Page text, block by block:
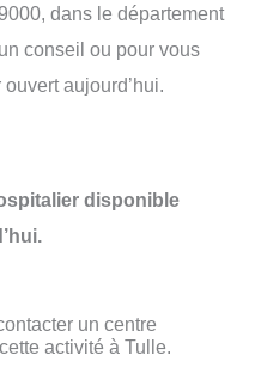
dans le département
conseil ou pour vous
aujourd’hui.
disponible
un centre
activité à Tulle.